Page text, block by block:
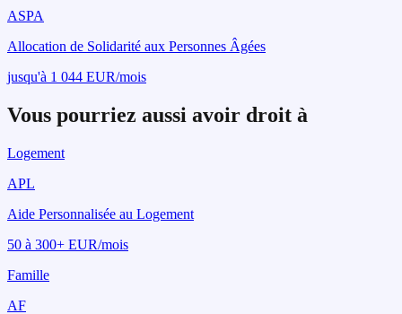
ASPA
Allocation de Solidarité aux Personnes Âgées
jusqu'à 1 044 EUR/mois
Vous pourriez aussi avoir droit à
Logement
APL
Aide Personnalisée au Logement
50 à 300+ EUR/mois
Famille
AF